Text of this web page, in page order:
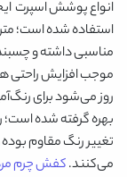
انواع پوشش‌ اسپرت
استفاده شده است؛
مناسبی داشته و
موجب افزایش راحتی
روز می‌شود برای
بهره گرفته شده
تغییر رنگ مقاوم
می‌کنند.کفش چرم مردانه